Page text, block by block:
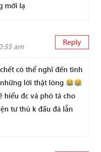
mới lạ
am
Reply
có thể nghĩ đến tình
lời thật lòng
hiểu đc và phò tá cho
tư thù k đấu đá lẫn